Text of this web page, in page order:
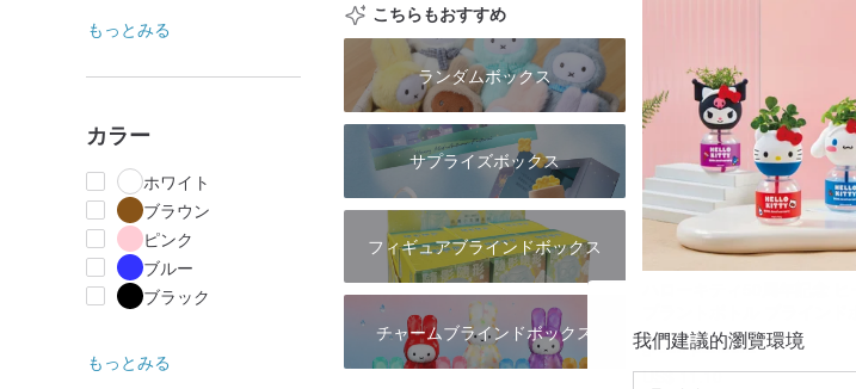
もっとみる
カラー
ホワイト
ブラウン
ピンク
ブルー
ブラック
もっとみる
こちらもおすすめ
ランダムボックス
サプライズボックス
フィギュアブラインドボックス
チャームブラインドボックス
green-pandora
US$ 11.10
我們建議的瀏覽環境